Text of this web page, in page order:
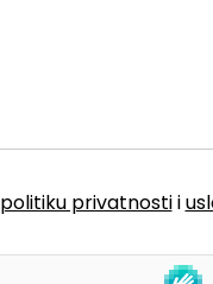
politiku privatnostii